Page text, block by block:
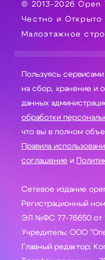
© 2013-2026
Честно и Открыто
Малоэтажное
Пользуясь
на сбор, хранение и обработку ваших персональных
данных
обработки
что вы в полном
Правила
соглашение и
Сетевое издание
Регистрационный
ЭЛ №ФС 77-76650 от
Учредитель: ООО
Главный редактор: